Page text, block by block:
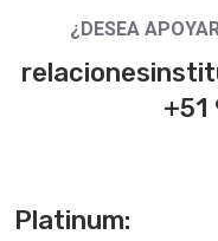
¿DESEA
+51
Platinum: